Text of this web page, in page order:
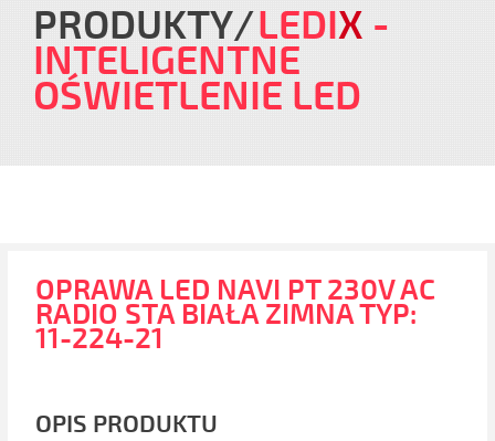
PRODUKTY LEDIX -
INTELIGENTNE
OŚWIETLENIE LED
OPRAWA LED NAVI PT 230V AC
RADIO STA BIAŁA ZIMNA TYP:
11-224-21
OPIS PRODUKTU